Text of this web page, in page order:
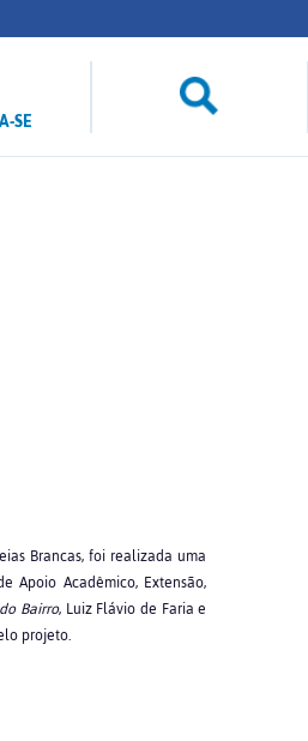
SE
Brancas, foi realizada uma
Apoio Acadêmico, Extensão,
Bairro, Luiz Flávio de Faria e
projeto.